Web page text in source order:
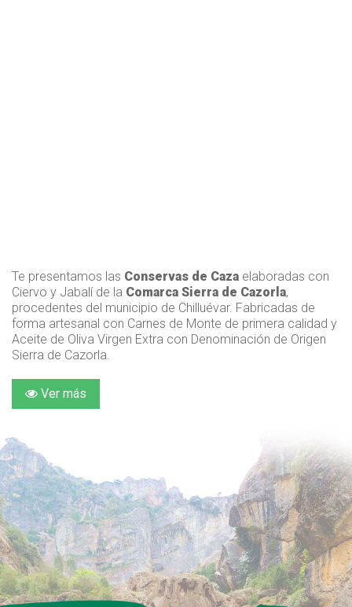
Te presentamos las Conservas de Caza elaboradas con
Ciervo y Jabalí de la Comarca Sierra de Cazorla,
procedentes del municipio de Chilluévar. Fabricadas de
forma artesanal con Carnes de Monte de primera calidad y
Aceite de Oliva Virgen Extra con Denominación de Origen
Sierra de Cazorla.
Ver más